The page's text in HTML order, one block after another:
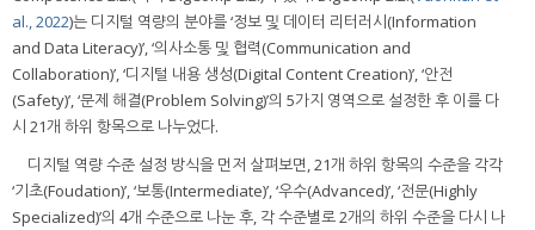
al., 2022)는 디지털 역량의 분야를 ‘정보 및 데이터 리터러시(Information
and Data Literacy)’, ‘의사소통 및 협력(Communication and
Collaboration)’, ‘디지털 내용 생성(Digital Content Creation)’, ‘안전
(Safety)’, ‘문제 해결(Problem Solving)’의 5가지 영역으로 설정한 후 이를 다
시 21개 하위 항목으로 나누었다.
디지털 역량 수준 설정 방식을 먼저 살펴보면, 21개 하위 항목의 수준을 각각
‘기초(Foudation)’, ‘보통(Intermediate)’, ‘우수(Advanced)’, ‘전문(Highly
Specialized)’의 4개 수준으로 나눈 후, 각 수준별로 2개의 하위 수준을 다시 나